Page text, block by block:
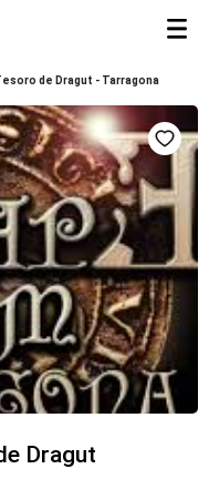
de Dragut - Tarragona
Dragut